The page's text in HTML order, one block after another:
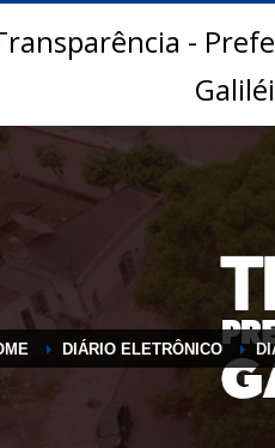
DIÁRIO ELETRÔNICO